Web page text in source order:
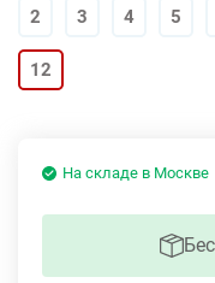
2 3 4 5
12
На складе в Москве